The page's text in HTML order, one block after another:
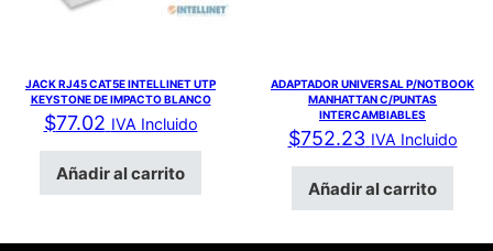
JACK RJ45 CAT5E INTELLINET UTP
KEYSTONE DE IMPACTO BLANCO
$77.02 IVA Incluido
Añadir al carrito
ADAPTADOR UNIVERSAL P/NOTBOOK
MANHATTAN C/PUNTAS
INTERCAMBIABLES
$752.23 IVA Incluido
Añadir al carrito